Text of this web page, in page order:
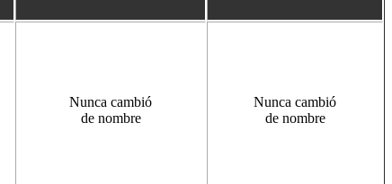
Nunca cambió
de nombre
Nunca cambió
de nombre